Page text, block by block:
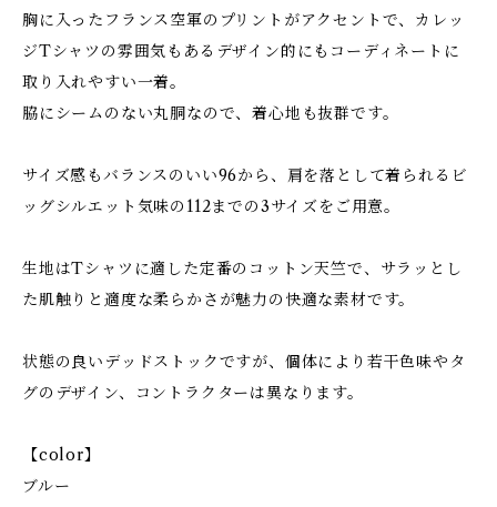
胸に入ったフランス空軍のプリントがアクセントで、カレッ
ジTシャツの雰囲気もあるデザイン的にもコーディネートに
取り入れやすい一着。
脇にシームのない丸胴なので、着心地も抜群です。
サイズ感もバランスのいい96から、肩を落として着られるビ
ッグシルエット気味の112までの3サイズをご用意。
生地はTシャツに適した定番のコットン天竺で、サラッとし
た肌触りと適度な柔らかさが魅力の快適な素材です。
状態の良いデッドストックですが、個体により若干色味やタ
グのデザイン、コントラクターは異なります。
【color】
ブルー